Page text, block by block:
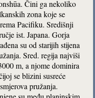
Čini ga nekoliko
zona koje se
Pacifiku. Središnji
ist. Japana. Gorja
su od starijih stijena
Sred. regija najviši
m, a njome dominira
se blizini susreće
pružanja.